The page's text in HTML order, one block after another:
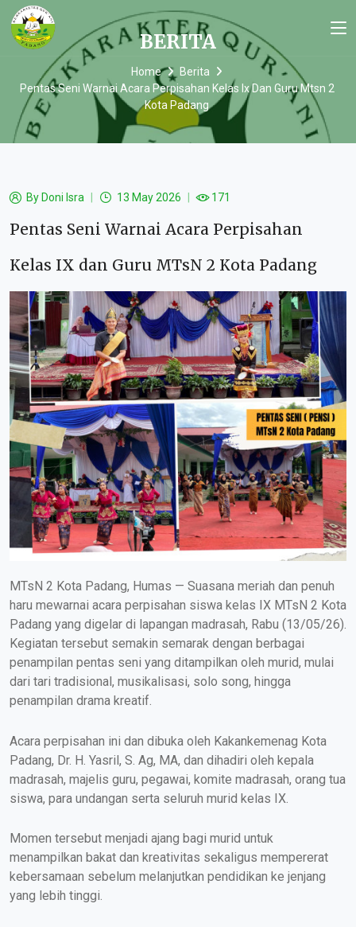
BERITA
Home
Berita
Pentas Seni Warnai Acara Perpisahan Kelas Ix Dan Guru Mtsn 2
Kota Padang
By Doni Isra 13 May 2026 171
Pentas Seni Warnai Acara Perpisahan
Kelas IX dan Guru MTsN 2 Kota Padang
MTsN 2 Kota Padang, Humas — Suasana meriah dan penuh
haru mewarnai acara perpisahan siswa kelas IX MTsN 2 Kota
Padang yang digelar di lapangan madrasah, Rabu (13/05/26).
Kegiatan tersebut semakin semarak dengan berbagai
penampilan pentas seni yang ditampilkan oleh murid, mulai
dari tari tradisional, musikalisasi, solo song, hingga
penampilan drama kreatif.
Acara perpisahan ini dan dibuka oleh Kakankemenag Kota
Padang, Dr. H. Yasril, S. Ag, MA, dan dihadiri oleh kepala
madrasah, majelis guru, pegawai, komite madrasah, orang tua
siswa, para undangan serta seluruh murid kelas IX.
Momen tersebut menjadi ajang bagi murid untuk
menampilkan bakat dan kreativitas sekaligus mempererat
kebersamaan sebelum melanjutkan pendidikan ke jenjang
yang lebih tinggi.